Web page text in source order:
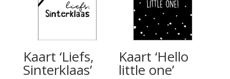
Kaart ‘Liefs,
Sinterklaas’
Kaart ‘Hello
little one’